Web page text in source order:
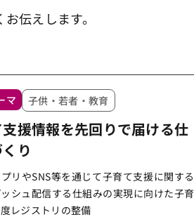
伝えします。
マ 子供・若者・教育
援情報を先回りで届ける仕
り
リやSNS等を通じて子育て支援に関する
シュ配信する仕組みの実現に向けた子育
レジストリの整備